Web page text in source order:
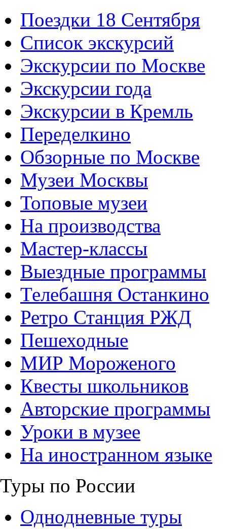
Поездки 18 Сентября
Список экскурсий
Экскурсии по Москве
Экскурсии года
Экскурсии в Кремль
Переделкино
Обзорные по Москве
Музеи Москвы
Топовые музеи
На производства
Мастер-классы
Выездные программы
Телебашня Останкино
Ретро Станция РЖД
Пешеходные
МИР Мороженого
Квесты школьников
Авторские программы
Уроки в музее
На иностранном языке
Туры по России
Однодневные туры